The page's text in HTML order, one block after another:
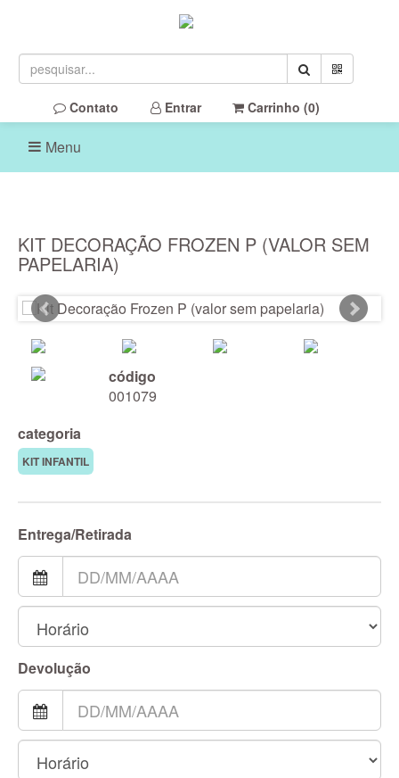
Contato Entrar Carrinho (0)
Menu
KIT DECORAÇÃO FROZEN P (VALOR SEM
PAPELARIA)
código
001079
categoria
KIT INFANTIL
Entrega/Retirada
Devolução